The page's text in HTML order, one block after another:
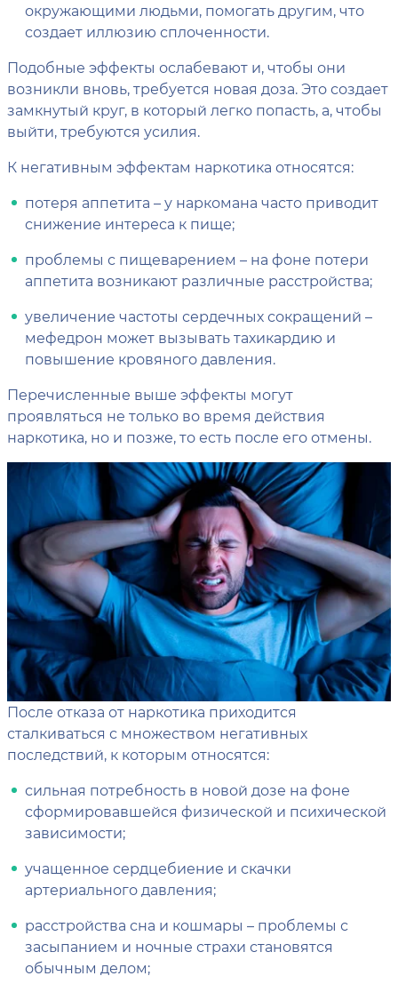
окружающими людьми, помогать другим, что
создает иллюзию сплоченности.
Подобные эффекты ослабевают и, чтобы они
возникли вновь, требуется новая доза. Это создает
замкнутый круг, в который легко попасть, а, чтобы
выйти, требуются усилия.
К негативным эффектам наркотика относятся:
потеря аппетита – у наркомана часто приводит
снижение интереса к пище;
проблемы с пищеварением – на фоне потери
аппетита возникают различные расстройства;
увеличение частоты сердечных сокращений –
мефедрон может вызывать тахикардию и
повышение кровяного давления.
Перечисленные выше эффекты могут
проявляться не только во время действия
наркотика, но и позже, то есть после его отмены.
После отказа от наркотика приходится
сталкиваться с множеством негативных
последствий, к которым относятся:
сильная потребность в новой дозе на фоне
сформировавшейся физической и психической
зависимости;
учащенное сердцебиение и скачки
артериального давления;
расстройства сна и кошмары – проблемы с
засыпанием и ночные страхи становятся
обычным делом;